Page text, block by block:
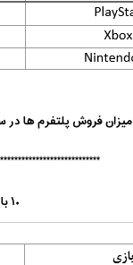
میزان فروش پلتفرم ها در سرتاسر جهان
۱۰ بازی پرفروش کنسول PlayStation 4 تاکنون